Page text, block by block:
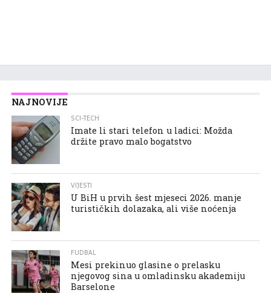
NAJNOVIJE
SCI-TECH
Imate li stari telefon u ladici: Možda
držite pravo malo bogatstvo
VIJESTI
U BiH u prvih šest mjeseci 2026. manje
turističkih dolazaka, ali više noćenja
FUDBAL
Mesi prekinuo glasine o prelasku
njegovog sina u omladinsku akademiju
Barselone